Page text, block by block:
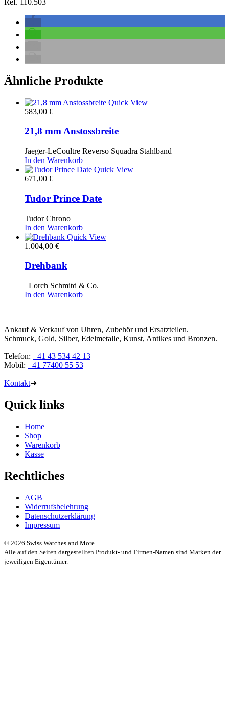
Ähnliche Produkte
Quick View
583,00 €
21,8 mm Anstossbreite
Jaeger-LeCoultre Reverso Squadra Stahlband
In den Warenkorb
Quick View
671,00 €
Tudor Prince Date
Tudor Chrono
In den Warenkorb
Quick View
1.004,00 €
Drehbank
Lorch Schmitd & Co.
In den Warenkorb
Ankauf & Verkauf von Uhren, Zubehör und Ersatzteilen.
Schmuck, Gold, Silber, Edelmetalle, Kunst, Antikes und Bronzen.
Telefon: +41 43 534 42 13
Mobil: +41 77400 55 53
Kontakt➜
Quick links
Home
Shop
Warenkorb
Kasse
Rechtliches
AGB
Widerrufsbelehrung
Datenschutzerklärung
Impressum
© 2026 Swiss Watches and More.
Alle auf den Seiten dargestellten Produkt- und Firmen-Namen sind Marken der
jeweiligen Eigentümer.